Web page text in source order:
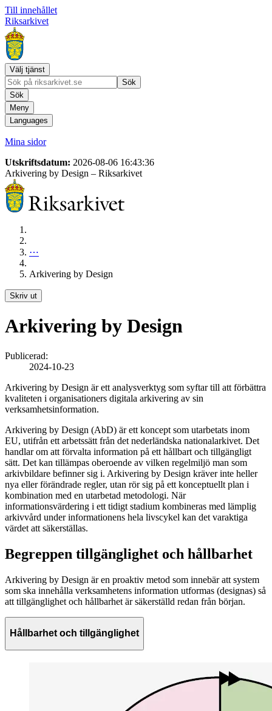
Till innehållet
Riksarkivet
Välj tjänst
Sök
Sök
Meny
Languages
Mina sidor
Utskriftsdatum: 2026-08-06 16:43:36
Arkivering by Design – Riksarkivet
⋯
Arkivering by Design
Skriv ut
Arkivering by Design
Publicerad:
2024-10-23
Arkivering by Design är ett analysverktyg som syftar till att förbättra
kvaliteten i organisationers digitala arkivering av sin
verksamhetsinformation.
Arkivering by Design (AbD) är ett koncept som utarbetats inom
EU, utifrån ett arbetssätt från det nederländska nationalarkivet. Det
handlar om att förvalta information på ett hållbart och tillgängligt
sätt. Det kan tillämpas oberoende av vilken regelmiljö man som
arkivbildare befinner sig i. Arkivering by Design kräver inte heller
nya eller förändrade regler, utan rör sig på ett konceptuellt plan i
kombination med en utarbetad metodologi. När
informationsvärdering i ett tidigt stadium kombineras med lämplig
arkivvård under informationens hela livscykel kan det varaktiga
värdet att säkerställas.
Begreppen tillgänglighet och hållbarhet
Arkivering by Design är en proaktiv metod som innebär att system
som ska innehålla verksamhetens information utformas (designas) så
att tillgänglighet och hållbarhet är säkerställd redan från början.
Hållbarhet och tillgänglighet